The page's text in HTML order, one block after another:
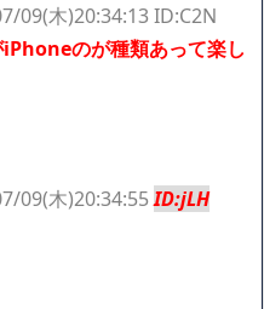
09(木)20:34:13 ID:C2N
のが種類あって楽し
09(木)20:34:55ID:jLH